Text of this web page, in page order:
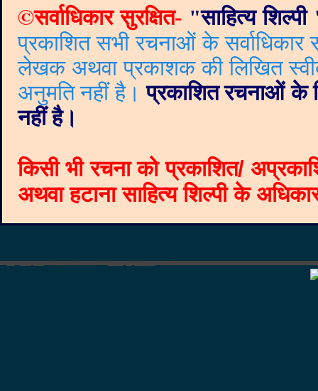
©सर्वाधिकार सुरक्षित- "साहित्य शिल्पी
प्रकाशित सभी रचनाओं के
लेखक अथवा प्रकाशक की लिखित
अनुमति नहीं है। प्रकाशित रचनाओं के
नहीं है।
किसी भी रचना को प्रकाशित/
अथवा हटाना साहित्य शिल्पी के